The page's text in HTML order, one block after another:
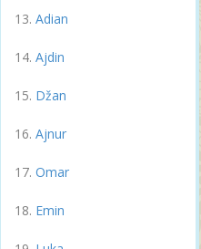
Adian
Ajdin
Džan
Ajnur
Omar
Emin